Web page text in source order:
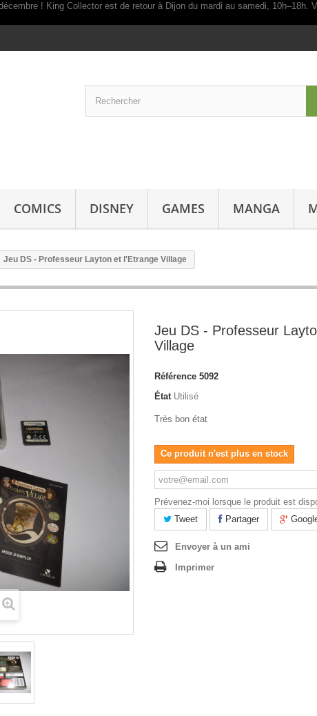
COMICS DISNEY GAMES MANGA
Jeu DS - Professeur Layton et l'Etrange Village
Jeu DS - Professeur
Village
Référence 5092
État Utilisé
Très bon état
Ce produit n'est plus en stock
Prévenez-moi lorsque le produit est
Tweet
Partager
Envoyer à un ami
Imprimer